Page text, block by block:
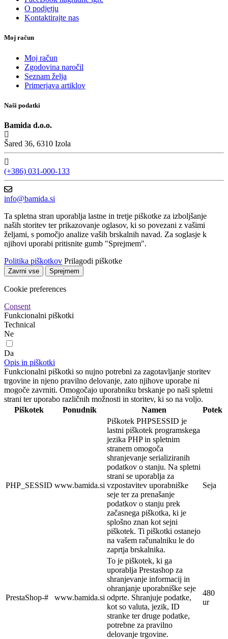
O podjetju
Kontaktirajte nas
Moj račun
Moj račun
Zgodovina naročil
Seznam želja
Primerjava artiklov
Naši podatki
Bamida d.o.o.
Šared 36, 6310 Izola
(+386) 031-000-133
info@bamida.si
Ta spletna stran uporablja lastne in tretje piškotke za izboljšanje
naših storitev ter prikazovanje oglasov, ki so povezani z vašimi
željami, s pomočjo analize vaših brskalnih navad. Za soglasje k
njihovi uporabi pritisnite gumb "Sprejmem".
Politika piškotkov Prilagodi piškotke
Zavrni vse Sprejmem
Cookie preferences
Consent
Funkcionalni piškotki
Technical
Ne
Da
Opis in piškotki
Funkcionalni piškotki so nujno potrebni za zagotavljanje storitev
trgovine in njeno pravilno delovanje, zato njihove uporabe ni
mogoče zavrniti. Omogočajo uporabniku brskanje po naši spletni
strani ter uporabo različnih možnosti in storitev, ki so na voljo.
Piškotek
Ponudnik Namen Potek
PHP_SESSID www.bamida.si
Piškotek PHPSESSID je
lastni piškotek programskega
jezika PHP in spletnim
stranem omogoča
shranjevanje serializiranih
podatkov o stanju. Na spletni
strani se uporablja za
vzpostavitev uporabniške
seje ter za prenašanje
podatkov o stanju prek
začasnega piškotka, ki je
splošno znan kot sejni
piškotek. Ti piškotki ostanejo
na vašem računalniku le do
zaprtja brskalnika.
Seja
PrestaShop-# www.bamida.si
To je piškotek, ki ga
uporablja Prestashop za
shranjevanje informacij in
ohranjanje uporabniške seje
odprte. Shranjuje podatke,
kot so valuta, jezik, ID
stranke ter druge podatke,
potrebne za pravilno
delovanje trgovine.
480
ur